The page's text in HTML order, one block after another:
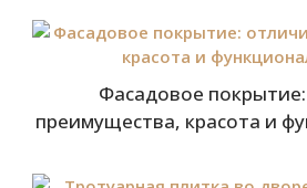
Фасадовое
преимущества, красота и